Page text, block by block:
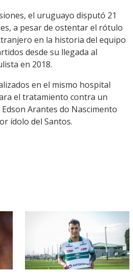
el uruguayo disputó 21
a pesar de ostentar el rótulo
en la historia del equipo
desde su llegada al
en 2018.
en el mismo hospital
el tratamiento contra un
Arantes do Nascimento
ídolo del Santos.